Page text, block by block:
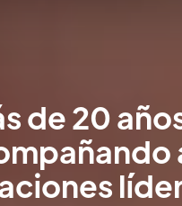
de 20